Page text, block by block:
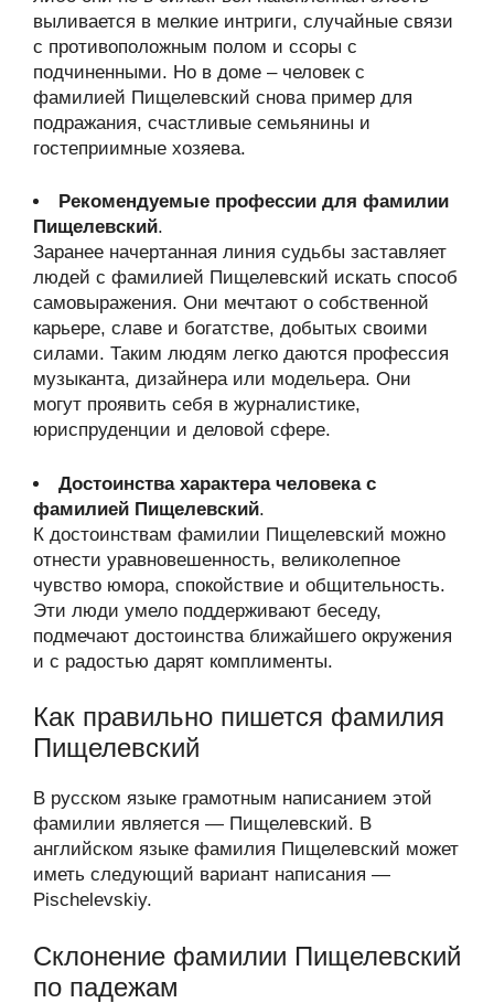
выливается в мелкие интриги, случайные связи
с противоположным полом и ссоры с
подчиненными. Но в доме – человек с
фамилией Пищелевский снова пример для
подражания, счастливые семьянины и
гостеприимные хозяева.
Рекомендуемые профессии для фамилии
Пищелевский.
Заранее начертанная линия судьбы заставляет
людей с фамилией Пищелевский искать способ
самовыражения. Они мечтают о собственной
карьере, славе и богатстве, добытых своими
силами. Таким людям легко даются профессия
музыканта, дизайнера или модельера. Они
могут проявить себя в журналистике,
юриспруденции и деловой сфере.
Достоинства характера человека с
фамилией Пищелевский.
К достоинствам фамилии Пищелевский можно
отнести уравновешенность, великолепное
чувство юмора, спокойствие и общительность.
Эти люди умело поддерживают беседу,
подмечают достоинства ближайшего окружения
и с радостью дарят комплименты.
Как правильно пишется фамилия
Пищелевский
В русском языке грамотным написанием этой
фамилии является — Пищелевский. В
английском языке фамилия Пищелевский может
иметь следующий вариант написания —
Pischelevskiy.
Склонение фамилии Пищелевский
по падежам